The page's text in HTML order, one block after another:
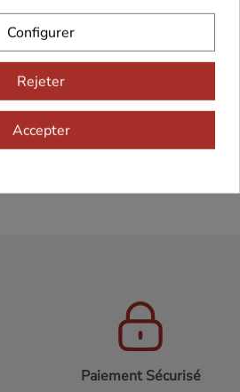
TTC
€ TTC soit 16,67 € HT
les quantités à partir de 10
duColis Découverte
Paiement Sécurisé
Configurer
Rejeter
Accepter